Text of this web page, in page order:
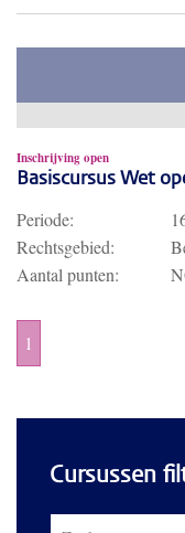
Inschrijving open
Basiscursus Wet
Periode:
Rechtsgebied:
Aantal punten:
1
Cursussen